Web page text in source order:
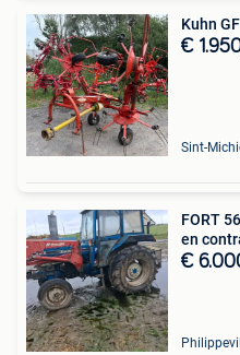
Kuhn
€
Sint-
FORT
en
€